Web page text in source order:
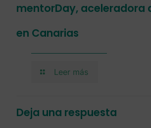
mentorDay, aceleradora
en Canarias
Leer más
Deja una respuesta